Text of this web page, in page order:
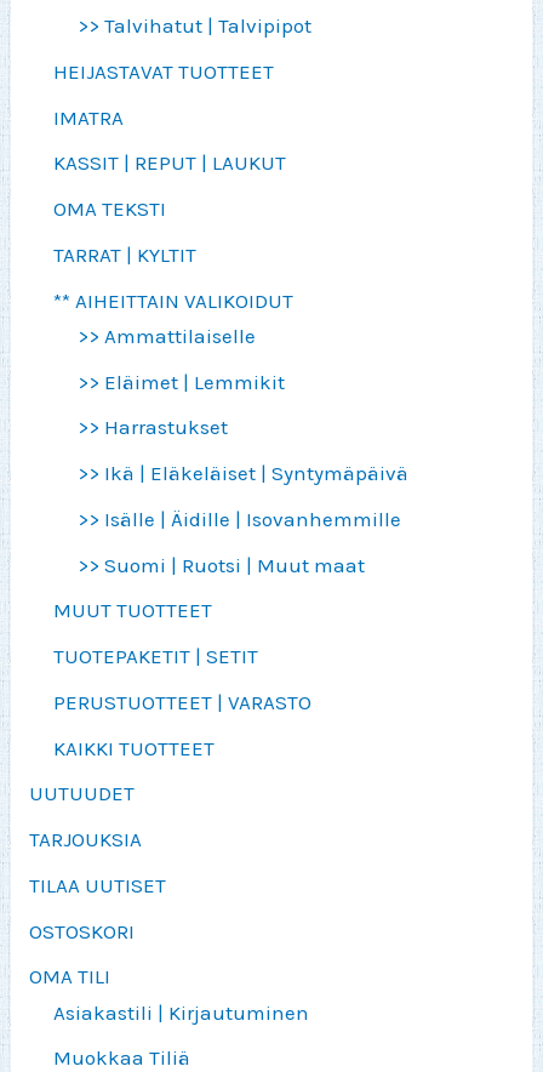
>> Talvihatut | Talvipipot
HEIJASTAVAT TUOTTEET
IMATRA
KASSIT | REPUT | LAUKUT
OMA TEKSTI
TARRAT | KYLTIT
** AIHEITTAIN VALIKOIDUT
>> Ammattilaiselle
>> Eläimet | Lemmikit
>> Harrastukset
>> Ikä | Eläkeläiset | Syntymäpäivä
>> Isälle | Äidille | Isovanhemmille
>> Suomi | Ruotsi | Muut maat
MUUT TUOTTEET
TUOTEPAKETIT | SETIT
PERUSTUOTTEET | VARASTO
KAIKKI TUOTTEET
UUTUUDET
TARJOUKSIA
TILAA UUTISET
OSTOSKORI
OMA TILI
Asiakastili | Kirjautuminen
Muokkaa Tiliä